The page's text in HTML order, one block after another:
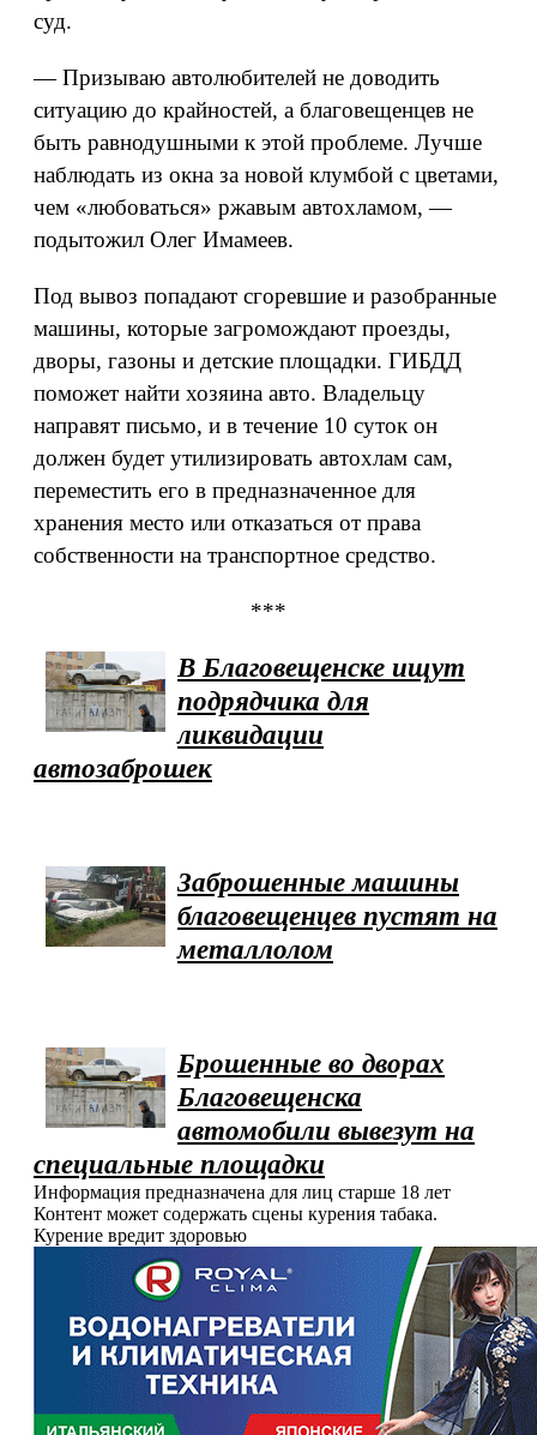
суд.
— Призываю автолюбителей не доводить
ситуацию до крайностей, а благовещенцев не
быть равнодушными к этой проблеме. Лучше
наблюдать из окна за новой клумбой с цветами,
чем «любоваться» ржавым автохламом, —
подытожил Олег Имамеев.
Под вывоз попадают сгоревшие и разобранные
машины, которые загромождают проезды,
дворы, газоны и детские площадки. ГИБДД
поможет найти хозяина авто. Владельцу
направят письмо, и в течение 10 суток он
должен будет утилизировать автохлам сам,
переместить его в предназначенное для
хранения место или отказаться от права
собственности на транспортное средство.
***
В Благовещенске ищут
подрядчика для
ликвидации
автозаброшек
Заброшенные машины
благовещенцев пустят на
металлолом
Брошенные во дворах
Благовещенска
автомобили вывезут на
специальные площадки
Информация предназначена для лиц старше 18 лет
Контент может содержать сцены курения табака.
Курение вредит здоровью